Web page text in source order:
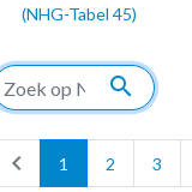
(NHG-Tabel 45)
search
chevron_left 1 2 3